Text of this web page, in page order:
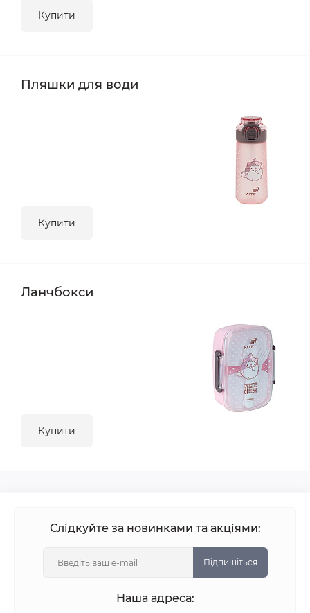
Купити
Пляшки для води
Купити
Ланчбокси
Купити
Слідкуйте за новинками та акціями:
Підпишіться
Наша адреса: